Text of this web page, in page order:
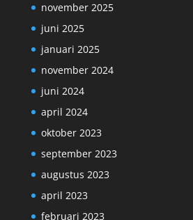
november 2025
juni 2025
januari 2025
november 2024
juni 2024
april 2024
oktober 2023
september 2023
augustus 2023
april 2023
februari 2023